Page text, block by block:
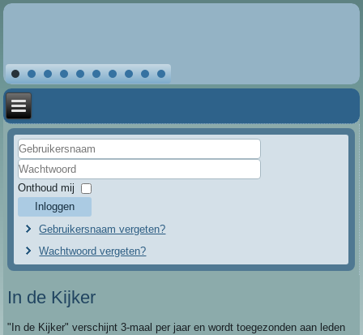
Gebruikersnaam
Wachtwoord
Onthoud mij
Inloggen
Gebruikersnaam vergeten?
Wachtwoord vergeten?
In de Kijker
"In de Kijker" verschijnt 3-maal per jaar en wordt toegezonden aan leden